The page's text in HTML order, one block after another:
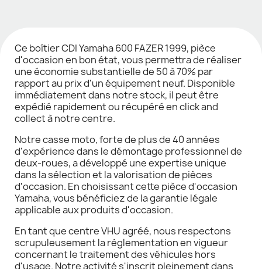
Ce boîtier CDI Yamaha 600 FAZER 1999, pièce
d'occasion en bon état, vous permettra de réaliser
une économie substantielle de 50 à 70% par
rapport au prix d'un équipement neuf. Disponible
immédiatement dans notre stock, il peut être
expédié rapidement ou récupéré en click and
collect à notre centre.
Notre casse moto, forte de plus de 40 années
d'expérience dans le démontage professionnel de
deux-roues, a développé une expertise unique
dans la sélection et la valorisation de pièces
d'occasion. En choisissant cette pièce d'occasion
Yamaha, vous bénéficiez de la garantie légale
applicable aux produits d'occasion.
En tant que centre VHU agréé, nous respectons
scrupuleusement la réglementation en vigueur
concernant le traitement des véhicules hors
d'usage. Notre activité s'inscrit pleinement dans